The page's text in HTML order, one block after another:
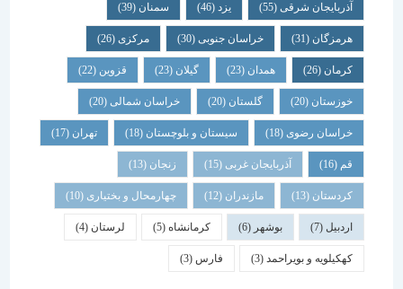
آذربایجان شرقی(55) یزد سمنان (39)
هرمزگان(31) خراسان جنوبی(30) مرکزی (26)
همدان گیلان قزوین
خوزستان(20) گلستان (20) خراسان شمالی(20)
خراسان رضوی(18) سیستان و بلوچستان(18) تهران
آذربایجان غربی(15) زنجان
کردستان(13) مازندران(12) چهارمحال و بختیاری (10)
بوشهر کرمانشاه(5) لرستان (4)
کهکیلویه و بویراحمد(3) فارس